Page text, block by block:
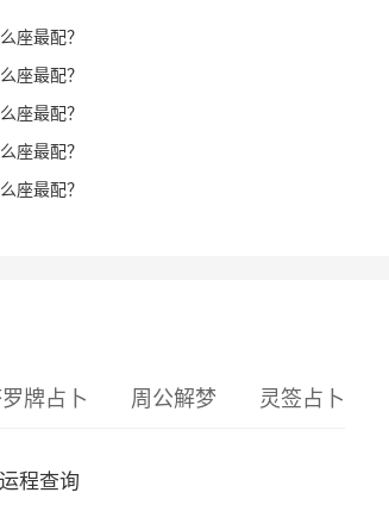
座最配？
座最配？
座最配？
座最配？
座最配？
牌占卜 周公解梦 灵签占卜
程查询